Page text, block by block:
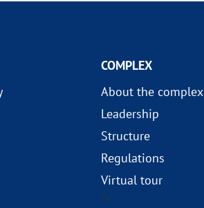
COMPLEX
About the complex
Leadership
Structure
Regulations
Virtual tour
?>